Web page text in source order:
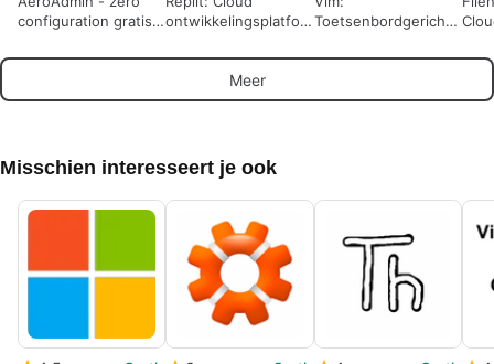
configuration gratis
software, remote
ontwikkelingsplatform
ondersteunde
workflows
Toetsenbordgerichte
ontwikkelaars en
Meer
Misschien interesseert je ook